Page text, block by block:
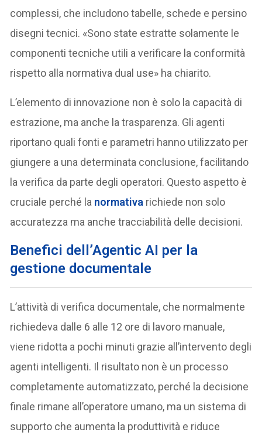
complessi, che includono tabelle, schede e persino
disegni tecnici. «Sono state estratte solamente le
componenti tecniche utili a verificare la conformità
rispetto alla normativa dual use» ha chiarito.
L’elemento di innovazione non è solo la capacità di
estrazione, ma anche la trasparenza. Gli agenti
riportano quali fonti e parametri hanno utilizzato per
giungere a una determinata conclusione, facilitando
la verifica da parte degli operatori. Questo aspetto è
cruciale perché la normativa richiede non solo
accuratezza ma anche tracciabilità delle decisioni.
Benefici dell’Agentic AI per la
gestione documentale
L’attività di verifica documentale, che normalmente
richiedeva dalle 6 alle 12 ore di lavoro manuale,
viene ridotta a pochi minuti grazie all’intervento degli
agenti intelligenti. Il risultato non è un processo
completamente automatizzato, perché la decisione
finale rimane all’operatore umano, ma un sistema di
supporto che aumenta la produttività e riduce